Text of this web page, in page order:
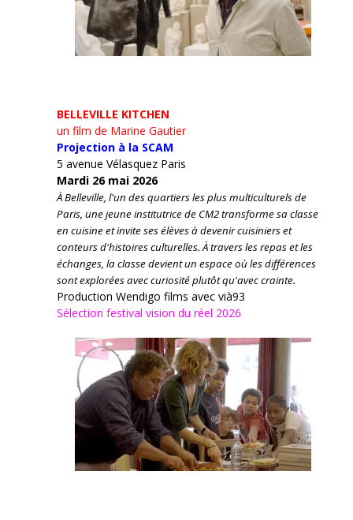
BELLEVILLE KITCHEN
un film de Marine Gautier
Projection à la SCAM
5 avenue Vélasquez Paris
Mardi 26 mai 2026
À Belleville, l'un des quartiers les plus multiculturels de
Paris, une jeune institutrice de CM2 transforme sa classe
en cuisine et invite ses élèves à devenir cuisiniers et
conteurs d'histoires culturelles.À travers les repas et les
échanges, la classe devient un espace où les différences
sont explorées avec curiosité plutôt qu'avec crainte.
Production Wendigo films avec vià93
Sélection festival vision du réel 2026